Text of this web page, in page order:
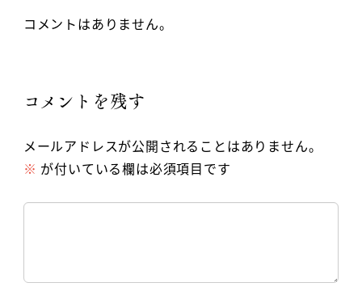
コメントはありません。
コメントを残す
メールアドレスが公開されることはありません。
※ が付いている欄は必須項目です